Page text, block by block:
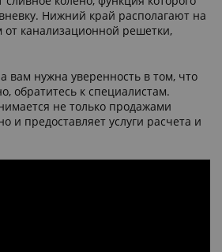
Нижний край располагают на
от канализационной решетки,
вам нужна уверенность в том, что
обратитесь к специалистам.
не только продажами
и предоставляет услуги расчета и